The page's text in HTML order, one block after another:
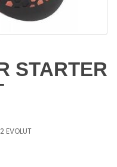
STARTER
EVOLUT